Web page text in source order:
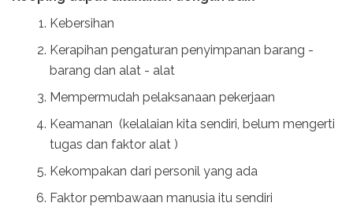
Kebersihan
Kerapihan pengaturan penyimpanan barang -
barang dan alat - alat
Mempermudah pelaksanaan pekerjaan
Keamanan (kelalaian kita sendiri, belum mengerti
tugas dan faktor alat )
Kekompakan dari personil yang ada
Faktor pembawaan manusia itu sendiri